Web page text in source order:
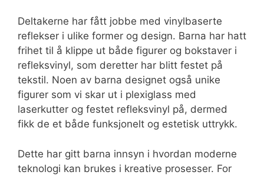
Deltakerne har fått jobbe med vinylbaserte
reflekser i ulike former og design. Barna har hatt
frihet til å klippe ut både figurer og bokstaver i
refleksvinyl, som deretter har blitt festet på
tekstil. Noen av barna designet også unike
figurer som vi skar ut i plexiglass med
laserkutter og festet refleksvinyl på, dermed
fikk de et både funksjonelt og estetisk uttrykk.
Dette har gitt barna innsyn i hvordan moderne
teknologi kan brukes i kreative prosesser. For